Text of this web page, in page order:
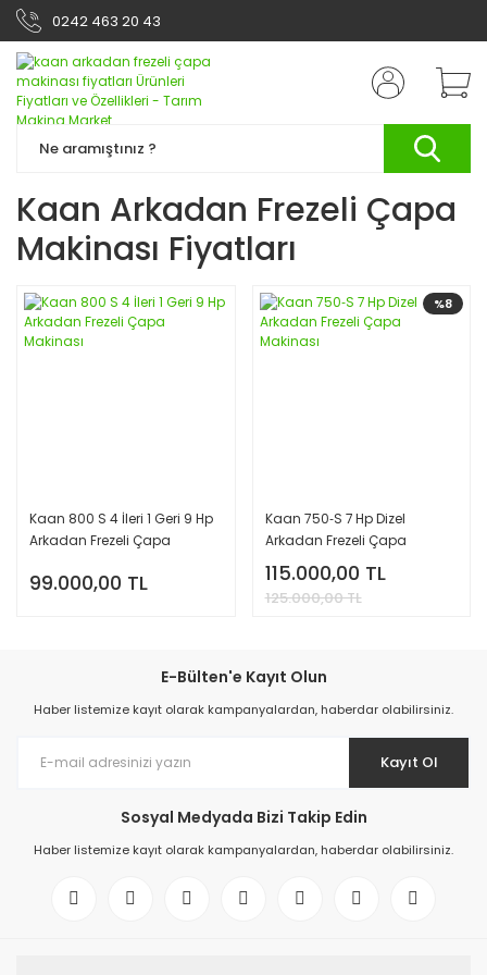
0242 463 20 43
Kaan Arkadan Frezeli Çapa
Makinası Fiyatları
Kaan 800 S 4 İleri 1 Geri 9 Hp
Arkadan Frezeli Çapa
99.000,00 TL
%8
Kaan 750‑S 7 Hp Dizel
Arkadan Frezeli Çapa
Makinası
115.000,00 TL
125.000,00 TL
E-Bülten'e Kayıt Olun
Haber listemize kayıt olarak kampanyalardan, haberdar olabilirsiniz.
Kayıt Ol
Sosyal Medyada Bizi Takip Edin
Haber listemize kayıt olarak kampanyalardan, haberdar olabilirsiniz.